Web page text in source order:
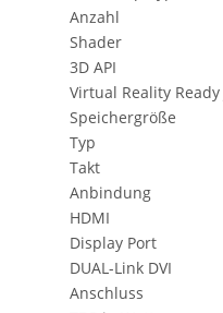
Anzahl
Shader
3D API
Virtual Reality Ready
Speichergröße
Typ
Takt
Anbindung
HDMI
Display Port
DUAL-Link DVI
Anschluss